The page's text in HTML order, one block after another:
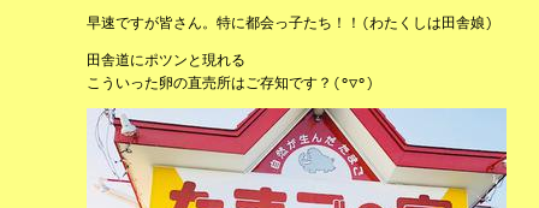
早速ですが皆さん。特に都会っ子たち！！(わたくしは田舎娘)
田舎道にポツンと現れる
こういった卵の直売所はご存知です？(°▽°)